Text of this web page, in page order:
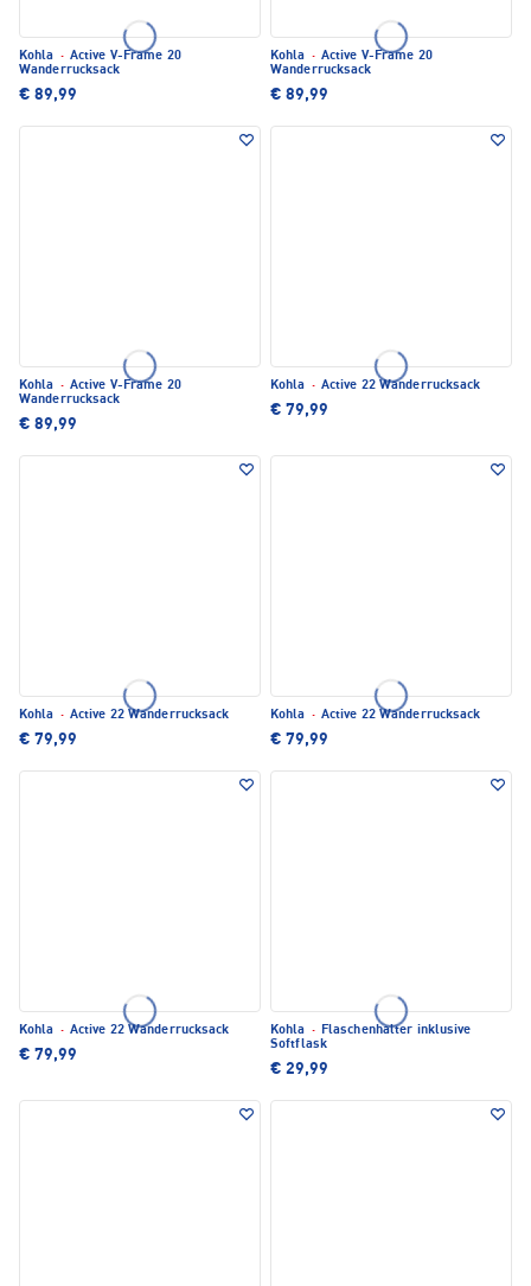
Kohla · Active V-Frame 20
Wanderrucksack
€ 89,99
Kohla · Active V-Frame 20
Wanderrucksack
€ 89,99
Kohla · Active V-Frame 20
Wanderrucksack
€ 89,99
Kohla · Active 22 Wanderrucksack
€ 79,99
Kohla · Active 22 Wanderrucksack
€ 79,99
Kohla · Active 22 Wanderrucksack
€ 79,99
Kohla · Active 22 Wanderrucksack
€ 79,99
Kohla · Flaschenhalter inklusive
Softflask
€ 29,99